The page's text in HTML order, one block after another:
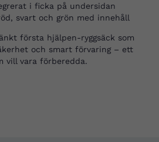
i ficka på undersidan
svart och grön med innehåll
första hjälpen-ryggsäck som
och smart förvaring – ett
vill vara förberedda.